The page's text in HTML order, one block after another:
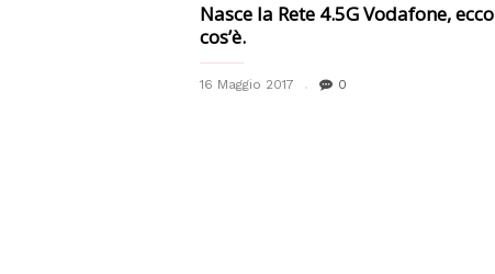
Nasce la Rete 4.5G Vodafone, ecco
cos’è.
16 Maggio 2017 0